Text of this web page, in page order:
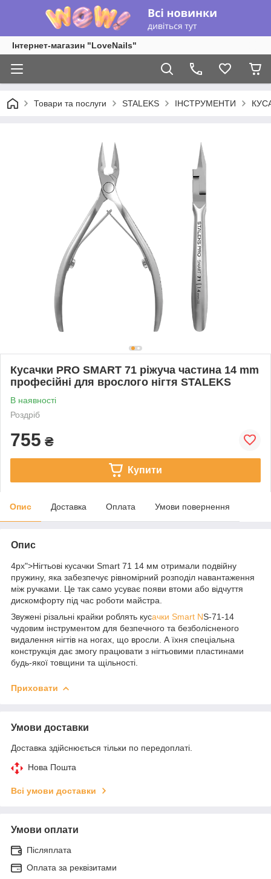
Інтернет-магазин "LoveNails"
Товари та послуги STALEKS ІНСТРУМЕНТИ
Кусачки PRO SMART 71 ріжуча частина 14 mm
професійні для врослого нігтя STALEKS
В наявності
Роздріб
755 ₴
Купити
Опис Доставка Оплата Умови повернення
Опис
4px">Нігтьові кусачки Smart 71 14 мм отримали подвійну
пружину, яка забезпечує рівномірний розподіл навантаження
між ручками. Це так само усуває появи втоми або відчуття
дискомфорту під час роботи майстра.
Звужені різальні крайки роблять кусачки Smart NS-71-14
чудовим інструментом для безпечного та безболісненого
видалення нігтів на ногах, що вросли. А їхня спеціальна
конструкція дає змогу працювати з нігтьовими пластинами
будь-якої товщини та щільності.
Приховати
Умови доставки
Доставка здійснюється тільки по передоплаті.
Нова Пошта
Всі умови доставки
Умови оплати
Післяплата
Оплата за реквізитами